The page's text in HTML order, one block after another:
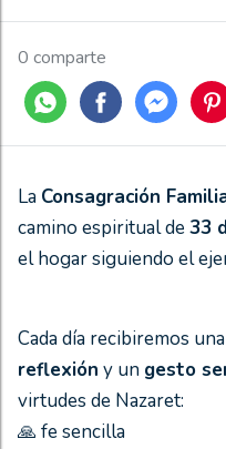
0 comparte
La Consagración
camino espiritual de33
el hogar siguiendo el
Cada día recibiremos una
reflexión y un gesto
virtudes de Nazaret:
🙏 fe sencilla